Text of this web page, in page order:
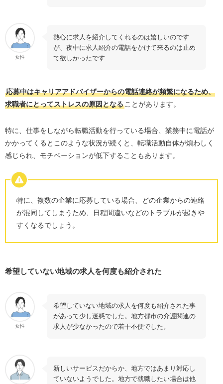
女性
熱心に求人を紹介してくれるのは嬉しいのです
が、夜中に求人紹介の電話をかけて来るのは止め
て欲しかったです
応募中はキャリアアドバイザーからの電話連絡が頻繁になるため、
求職者にとってストレスの原因となることがあります。
特に、仕事をしながら転職活動を行っている場合、業務中に電話が
かかってくるとこのような状況が続くと、転職活動自体が煩わしく
感じられ、モチベーションが低下することもあります。
特に、複数の企業に応募している場合、どの企業からの連絡
が混同してしまうため、日程間違いなどのトラブルが起きや
すくなるでしょう。
希望していない地域の求人を何度も紹介された
女性
希望していない地域の求人を何度も紹介された事
があって少し迷惑でした。地方都市の介護関連の
求人が少なかったので若干不便でした。
新しいサービスだからか、地方ではあまり対応し
ていないようでした。地方で就職したい場合は他